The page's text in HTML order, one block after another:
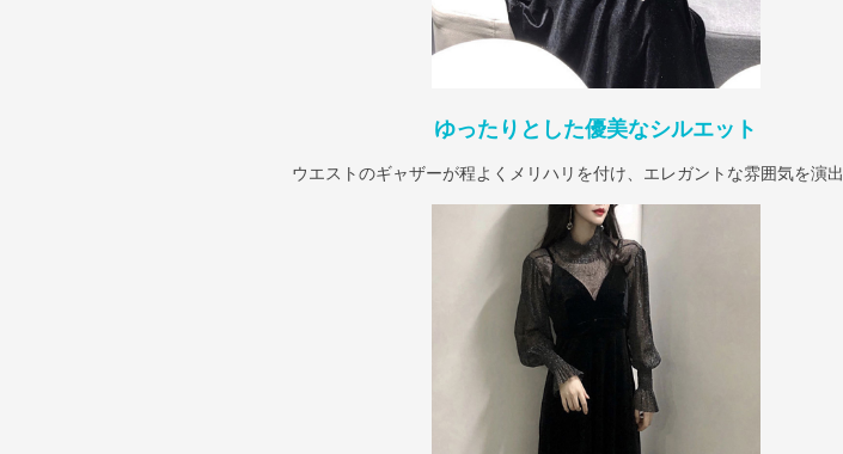
ゆったりとした優美なシルエット
ウエストのギャザーが程よくメリハリを付け、エレガントな雰囲気を演出